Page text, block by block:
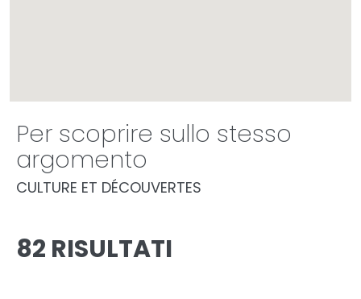
Per scoprire sullo stesso
argomento
CULTURE ET DÉCOUVERTES
82 RISULTATI